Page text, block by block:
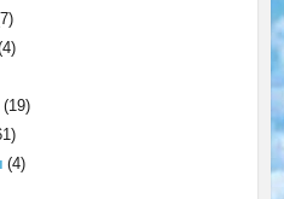
(4)